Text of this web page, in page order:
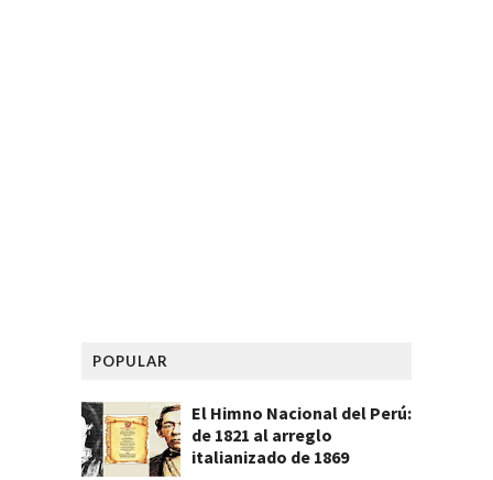
POPULAR
El Himno Nacional del Perú:
de 1821 al arreglo
italianizado de 1869